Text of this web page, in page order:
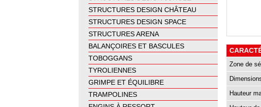
STRUCTURES DESIGN CHÂTEAU
STRUCTURES DESIGN SPACE
STRUCTURES ARENA
BALANÇOIRES ET BASCULES
TOBOGGANS
TYROLIENNES
GRIMPE ET ÉQUILIBRE
TRAMPOLINES
Zone de
Hauteur